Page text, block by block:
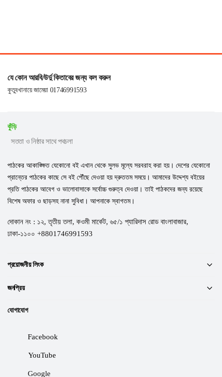
যে কোন আরবি/উর্দু কিতাবের জন্য কল করুন
কুতুবখানায়ে জামেয়া 01746991593
কুঁড়ি
সততা ও নিষ্ঠার সাথে পথচলা
পাঠকের আকাঙ্ক্ষিত যেকোনো বই এখান থেকে সুলভ মূল্যে সরবরাহ করা হয়। দেশের যেকোনো
প্রান্তের পাঠকের কাছে সে বই পৌঁছে দেওয়া হয় দ্রুততম সময়ে। আমাদের উদ্দেশ্য বইয়ের
প্রতি পাঠকের আবেগ ও ভালোবাসাকে সর্বোচ্চ গুরুত্ব দেওয়া। তাই পাঠকদের জন্য রয়েছে
বিশেষ অফার ও ছাড়সহ নানা সুবিধা। আপনাকে স্বাগতম।
দোকান নং : ১২, তৃতীয় তলা, কওমী মার্কেট, ৬৫/১ প্যারিদাস রোড বাংলাবাজার,
ঢাকা-১১০০ +8801746991593
প্রয়োজনীয় লিংক
জনপ্রিয়
যোগাযোগ
Facebook
YouTube
Google